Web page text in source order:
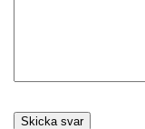
Skicka svar